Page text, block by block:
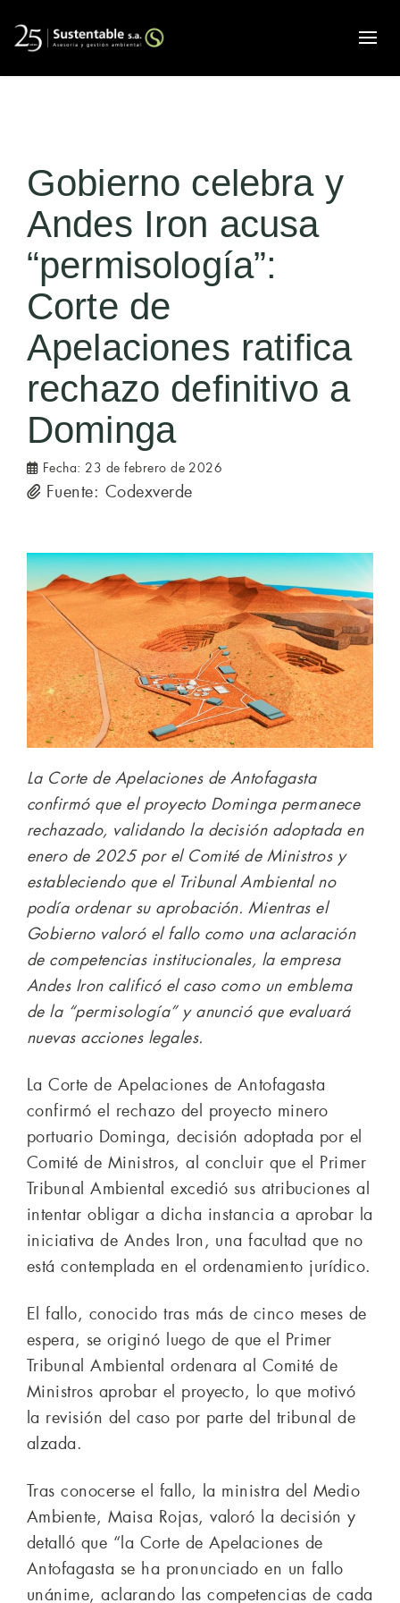
Gobierno celebra y
Andes Iron acusa
“permisología”:
Corte de
Apelaciones ratifica
rechazo definitivo a
Dominga
Fecha: 23 de febrero de 2026
Fuente: Codexverde
La Corte de Apelaciones de Antofagasta
confirmó que el proyecto Dominga permanece
rechazado, validando la decisión adoptada en
enero de 2025 por el Comité de Ministros y
estableciendo que el Tribunal Ambiental no
podía ordenar su aprobación. Mientras el
Gobierno valoró el fallo como una aclaración
de competencias institucionales, la empresa
Andes Iron calificó el caso como un emblema
de la “permisología” y anunció que evaluará
nuevas acciones legales.
La Corte de Apelaciones de Antofagasta
confirmó el rechazo del proyecto minero
portuario Dominga, decisión adoptada por el
Comité de Ministros, al concluir que el Primer
Tribunal Ambiental excedió sus atribuciones al
intentar obligar a dicha instancia a aprobar la
iniciativa de Andes Iron, una facultad que no
está contemplada en el ordenamiento jurídico.
El fallo, conocido tras más de cinco meses de
espera, se originó luego de que el Primer
Tribunal Ambiental ordenara al Comité de
Ministros aprobar el proyecto, lo que motivó
la revisión del caso por parte del tribunal de
alzada.
Tras conocerse el fallo, la ministra del Medio
Ambiente, Maisa Rojas, valoró la decisión y
detalló que “la Corte de Apelaciones de
Antofagasta se ha pronunciado en un fallo
unánime, aclarando las competencias de cada